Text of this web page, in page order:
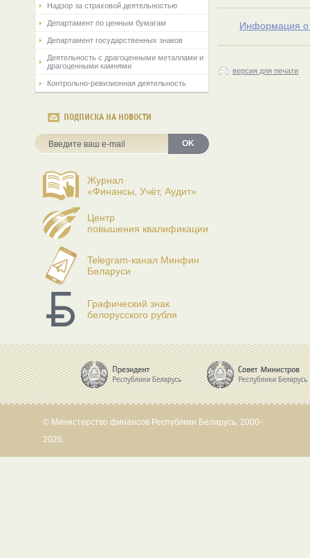
Надзор за страховой деятельностью
Департамент по ценным бумагам
Департамент государственных знаков
Деятельность с драгоценными металлами и
драгоценными камнями
Контрольно-ревизионная деятельность
ПОДПИСКА НА НОВОСТИ
OK
Журнал
«Финансы, Учёт, Аудит»
Центр
повышения квалификации
Telegram-канал Минфин
Беларуси
Графический знак
белорусского рубля
Информация о
версия для печати
© Министерство финансов Республики Беларусь, 2000-
2026.